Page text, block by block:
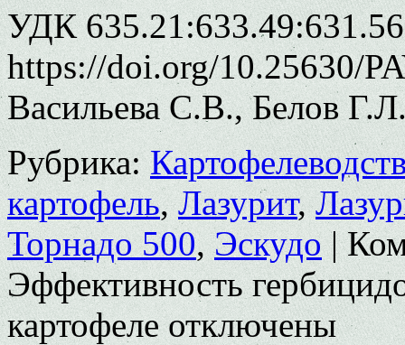
УДК
https://doi.org/10.25630/
Васильева С.В., Белов
Рубрика:
картофель,Лазурит,
Торнадо 500,Эскудо |
Эффективность
картофелеотключены